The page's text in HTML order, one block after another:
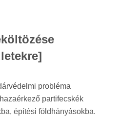
probléma
partifecskék
építési földhányásokba.